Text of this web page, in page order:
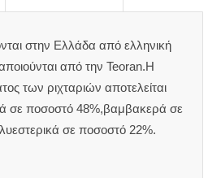
στην Ελλάδα από ελληνική
από την Teoran.Η
των ριχταριών αποτελείται
σε ποσοστό 48%,βαμβακερά σε
σε ποσοστό 22%.